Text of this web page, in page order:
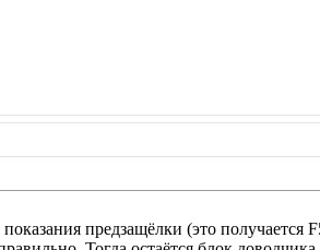
предзащёлки (это получается